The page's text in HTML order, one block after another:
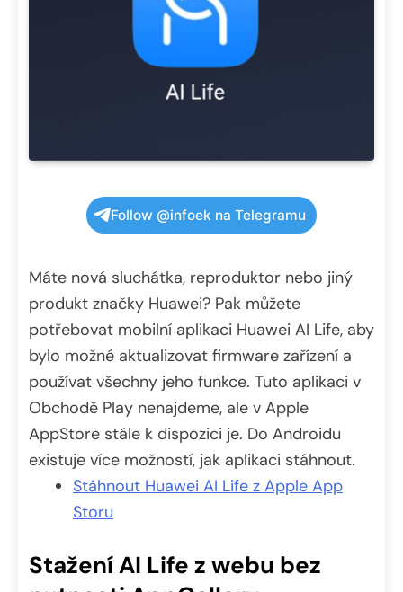
Follow @infoek na Telegramu
Máte nová sluchátka, reproduktor nebo jiný
produkt značky Huawei? Pak můžete
potřebovat mobilní aplikaci Huawei AI Life, aby
bylo možné aktualizovat firmware zařízení a
používat všechny jeho funkce. Tuto aplikaci v
Obchodě Play nenajdeme, ale v Apple
AppStore stále k dispozici je. Do Androidu
existuje více možností, jak aplikaci stáhnout.
Stáhnout Huawei AI Life z Apple App
Storu
Stažení AI Life z webu bez